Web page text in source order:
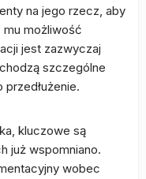
na jego rzecz, aby
możliwość
jest zazwyczaj
szczególne
kluczowe są
już wspomniano.
wobec